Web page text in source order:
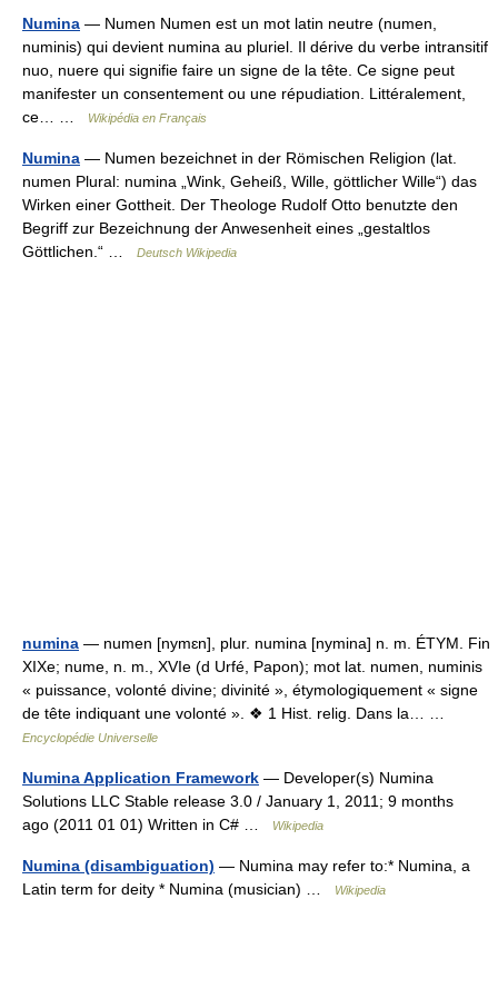
Numina — Numen Numen est un mot latin neutre (numen,
numinis) qui devient numina au pluriel. Il dérive du verbe intransitif
nuo, nuere qui signifie faire un signe de la tête. Ce signe peut
manifester un consentement ou une répudiation. Littéralement,
ce… …
Wikipédia en Français
Numina — Numen bezeichnet in der Römischen Religion (lat.
numen Plural: numina „Wink, Geheiß, Wille, göttlicher Wille“) das
Wirken einer Gottheit. Der Theologe Rudolf Otto benutzte den
Begriff zur Bezeichnung der Anwesenheit eines „gestaltlos
Göttlichen.“ …
Deutsch Wikipedia
numina — numen [nymɛn], plur. numina [nymina] n. m. ÉTYM. Fin
XIXe; nume, n. m., XVIe (d Urfé, Papon); mot lat. numen, numinis
« puissance, volonté divine; divinité », étymologiquement « signe
de tête indiquant une volonté ». ❖ 1 Hist. relig. Dans la… …
Encyclopédie Universelle
Numina Application Framework — Developer(s) Numina
Solutions LLC Stable release 3.0 / January 1, 2011; 9 months
ago (2011 01 01) Written in C# …
Wikipedia
Numina (disambiguation) — Numina may refer to:* Numina, a
Latin term for deity * Numina (musician) …
Wikipedia